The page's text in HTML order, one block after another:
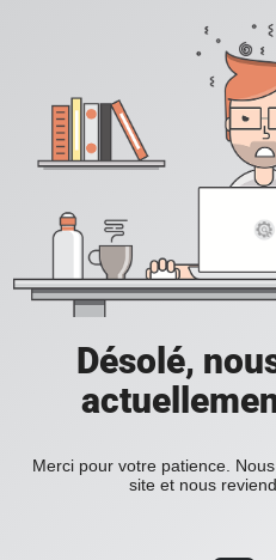
Désolé,
Merci pour votre patience.
site et nous